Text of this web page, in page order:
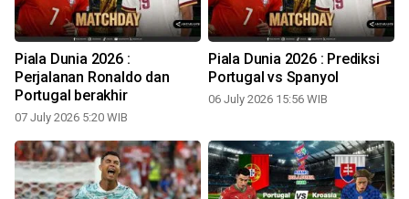
Piala Dunia 2026 :
Perjalanan Ronaldo dan
Portugal berakhir
07 July 2026 5:20 WIB
Piala Dunia 2026 : Prediksi
Portugal vs Spanyol
06 July 2026 15:56 WIB